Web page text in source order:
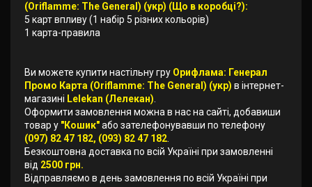
(Oriflamme: The General) (укр) (Що в коробці?):
5 карт впливу (1 набір 5 різних кольорів)
1 карта-правила
Ви можете купити настільну гру Орифлама: Генерал
Промо Карта (Oriflamme: The General) (укр) в інтернет-
магазині Lelekan (Лелекан)
Оформити замовлення можна в нас на сайті, добавиши
товар у "Кошик"або зателефонувавши по телефону
(097) 82 47 182, (093) 82 47 182
Безкоштовна доставка по всій Україні при замовленні
від 2500 грн.
Відправляємо в день замовлення по всій Україні при